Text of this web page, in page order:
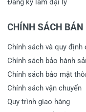
Đăng ký làm đại lý
CHÍNH SÁCH BÁN
Chính sách và quy định
Chính sách bảo hành
Chính sách bảo mật
Chính sách vận chuyển
Quy trình giao hàng